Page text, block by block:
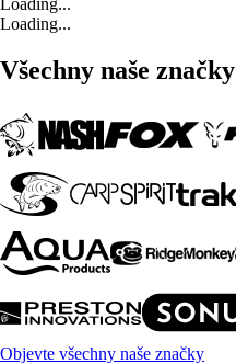
Loading...
Loading...
Všechny naše značky
Objevte všechny naše značky